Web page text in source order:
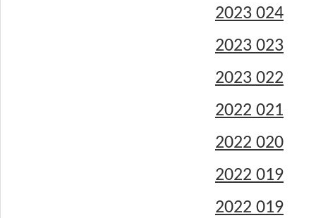
2023 024
2023 023
2023 022
2022 021
2022 020
2022 019
2022 019